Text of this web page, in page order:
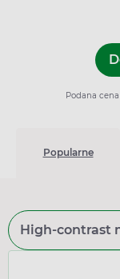
Podana
Popularne
High-contrast